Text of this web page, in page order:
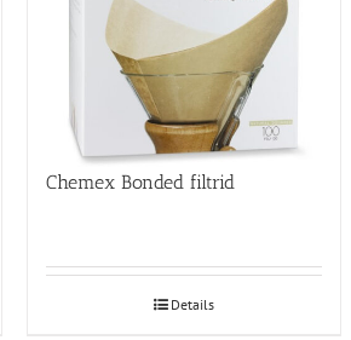
Chemex Bonded filtrid
Details